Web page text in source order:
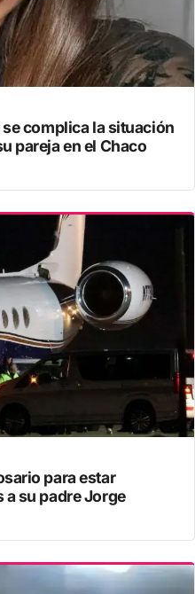
complica la situación
pareja en el Chaco
para estar
a su padre Jorge